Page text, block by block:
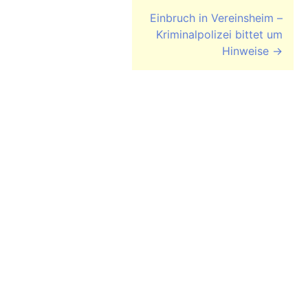
Einbruch in Vereinsheim –
Kriminalpolizei bittet um
Hinweise →